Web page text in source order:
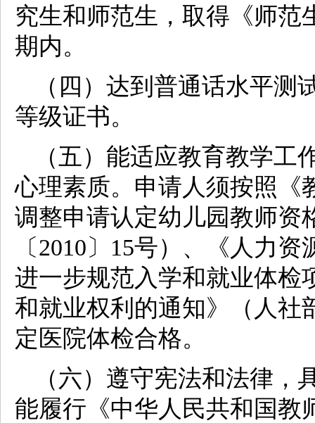
究生和师范生，取得《师范
期内。
（四）达到普通话水平
等级证书。
（五）能适应教育教学
心理素质。申请人须按照《
调整申请认定幼儿园教师资
〔2010〕15号）、《人力
进一步规范入学和就业体检
和就业权利的通知》（人社
定医院体检合格。
（六）遵守宪法和法律
能履行《中华人民共和国教